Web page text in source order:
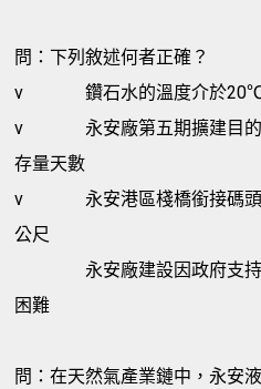
問：下列敘述何者正確？
v
鑽石水的溫度介於
v
永安廠第五期擴建目
存量天數
v
永安港區棧橋銜接碼
公尺
永安廠建設因政府支
困難
問：在天然氣產業鏈中，永安